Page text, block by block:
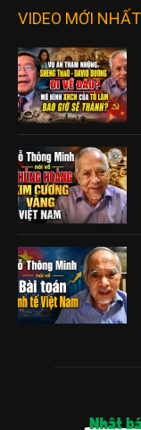
VIDEO MỚI NHẤT